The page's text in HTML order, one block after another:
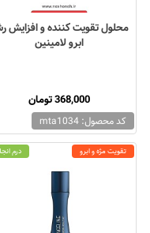
کد محصول: mta1034
محلول تقویت کننده و افزایش
ابرو لامینین
368,000 تومان
تقویت مژه و ابرو درم